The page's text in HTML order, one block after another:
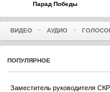
Парад Победы
ВИДЕО АУДИО
ПОПУЛЯРНОЕ
Заместитель руководителя